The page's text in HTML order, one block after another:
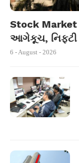
Stock Market
આગેકૂચ,
6 - August - 2026